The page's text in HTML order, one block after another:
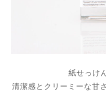
紙せっけ
清潔感とクリーミーな甘